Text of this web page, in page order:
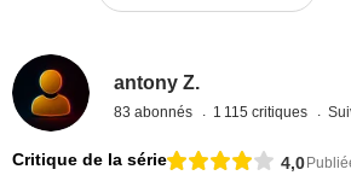
antony Z.
83 abonnés 1 115 critiques
Critique de la série 4,0